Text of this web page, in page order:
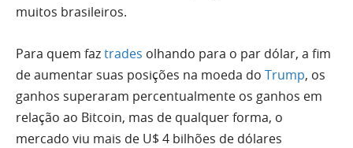
muitos brasileiros.
Para quem faztrades olhando para o par dólar, a fim
de aumentar suas posições na moeda do Trump, os
ganhos superaram percentualmente os ganhos em
relação ao Bitcoin, mas de qualquer forma, o
mercado viu mais de U$ 4 bilhões de dólares